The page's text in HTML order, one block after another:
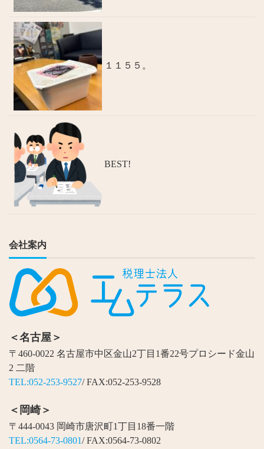
１１５５。
BEST!
会社案内
＜名古屋＞
〒460-0022 名古屋市中区金山2丁目1番22号プロシード金山
2 二階
TEL:052-253-9527/ FAX:052-253-9528
＜岡崎＞
〒444-0043 岡崎市唐沢町1丁目18番一階
TEL:0564-73-0801/ FAX:0564-73-0802